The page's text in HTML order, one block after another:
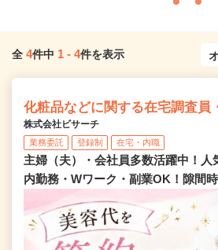
全 4件中 1 - 4件を表示
化粧品などに関する在宅調査員
株式会社ビサーチ
業務委託 登録制 在宅・内職
主婦（夫）・会社員多数活躍中！人
内勤務・Wワーク・副業OK！隙間